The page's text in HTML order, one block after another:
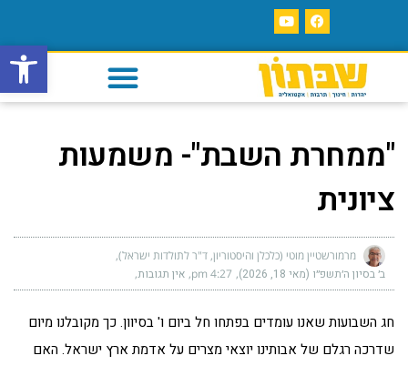
פתח
"ממחרת השבת"- משמעות
ציונית
מרמורשטיין מוטי (כלכלן והיסטוריון, ד"ר לתולדות ישראל)
ב׳ בסיון ה׳תשפ״ו (מאי 18, 2026) 4:27 pm אין תגובות
חג השבועות שאנו עומדים בפתחו חל ביום ו' בסיוון. כך מקובלנו מיום
שדרכה רגלם של אבותינו יוצאי מצרים על אדמת ארץ ישראל. האם